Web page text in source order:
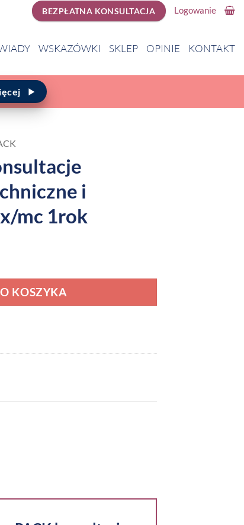
BEZPŁATNA KONSULTACJA Logowanie
WSKAZÓWKI SKLEP OPINIE KONTAKT
i
mc 1rok
KOSZYKA